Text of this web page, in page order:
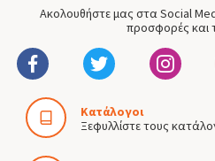
Ακολουθήστε μας στα Social
προσφορές και
Κατάλογοι
Ξεφυλλίστε τους